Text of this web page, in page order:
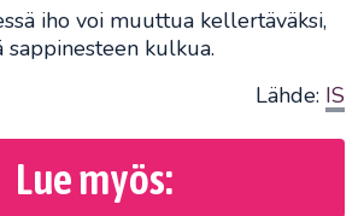
iho voi muuttua kellertäväksi,
sappinesteen kulkua.
Lähde: IS
Lue myös: